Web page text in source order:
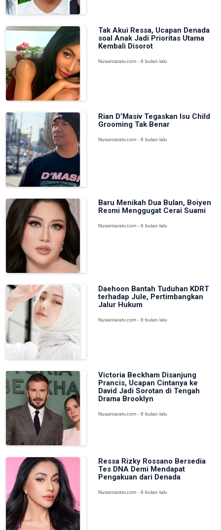
Tak Akui Ressa, Ucapan Denada
soal Anak Jadi Prioritas Utama
Kembali Disorot
Nusantaratv.com - 6 bulan lalu
Rian D’Masiv Tegaskan Isu Child
Grooming Tak Benar
Nusantaratv.com - 6 bulan lalu
Baru Menikah Dua Bulan, Boiyen
Resmi Menggugat Cerai Suami
Nusantaratv.com - 6 bulan lalu
Daehoon Bantah Tuduhan KDRT
terhadap Jule, Pertimbangkan
Jalur Hukum
Nusantaratv.com - 6 bulan lalu
Victoria Beckham Disanjung
Prancis, Ucapan Cintanya ke
David Jadi Sorotan di Tengah
Drama Brooklyn
Nusantaratv.com - 6 bulan lalu
Ressa Rizky Rossano Bersedia
Tes DNA Demi Mendapat
Pengakuan dari Denada
Nusantaratv.com - 6 bulan lalu